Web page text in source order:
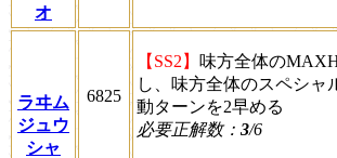
オ
ラヰム
ジュウ
シャ
6825
【SS2】 味方全体の
し、味方全体のスペシャ
動ターンを2早める
必要正解数： 3/6